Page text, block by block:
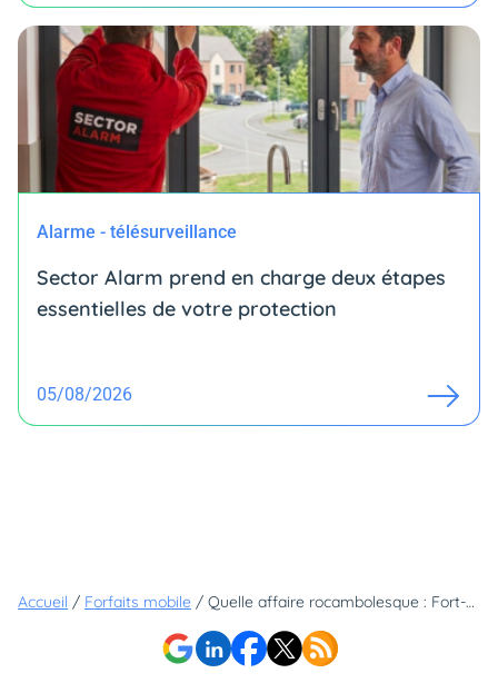
Alarme - télésurveillance
Sector Alarm prend en charge deux étapes
essentielles de votre protection
05/08/2026
Accueil / Forfaits mobile / Quelle affaire rocambolesque : Fort-de-France privée de téléphonie mobile !